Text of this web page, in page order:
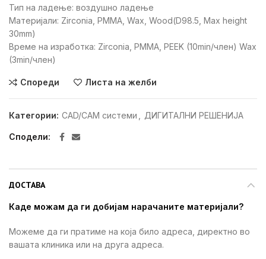
Тип на ладење: воздушно ладење
Материјали: Zirconia, PMMA, Wax, Wood(D98.5, Max height
30mm)
Време на изработка: Zirconia, PMMA, PEEK (10min/член) Wax
(3min/член)
Спореди Листа на желби
Категории: CAD/CAМ системи ДИГИТАЛНИ РЕШЕНИЈА
Сподели
ДОСТАВА
Каде можам да ги добијам нарачаните материјали?
Можеме да ги пратиме на која било адреса, директно во
вашата клиника или на друга адреса.